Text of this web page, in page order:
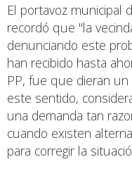
El portavoz municipal
recordó que "la
denunciando este
han recibido hasta
PP, fue que dieran
este sentido,
una demanda tan
cuando existen
para corregir la